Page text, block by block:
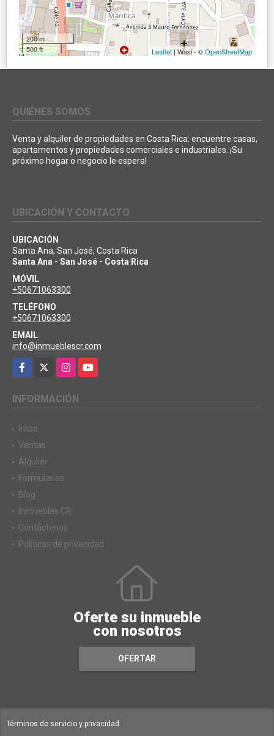
200 m
500 ft
Leaflet | Wasi - ©OpenStreetMap
QUIÉNES SOMOS
Venta y alquiler de propiedades en Costa Rica: encuentre casas,
apartamentos y propiedades comerciales e industriales. ¡Su
próximo hogar o negocio le espera!
UBICACIÓN Y CONTACTO
UBICACIÓN
Santa Ana, San José, Costa Rica
Santa Ana - San José - Costa Rica
MÓVIL
+50671063300
TELÉFONO
+50671063300
EMAIL
info@inmueblescr.com
Facebook
InstagramYouTube
INFORMACIÓN
Inicio
Ventas
Alquiler
Formularios
Blog
Inmuebles CR
Contáctenos
Políticas de privacidad
Oferte su inmueble
con nosotros
OFERTAR
Términos de servicio y privacidad